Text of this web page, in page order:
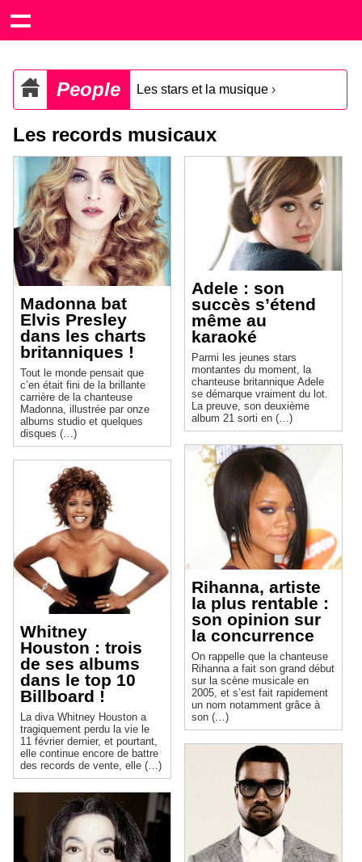
People Les stars et la musique ›
Les records musicaux
Madonna bat
Elvis Presley
dans les charts
britanniques !
Tout le monde pensait que
c’en était fini de la brillante
carrière de la chanteuse
Madonna, illustrée par onze
albums studio et quelques
disques (…)
Whitney
Houston : trois
de ses albums
dans le top 10
Billboard !
La diva Whitney Houston a
tragiquement perdu la vie le
11 février dernier, et pourtant,
elle continue encore de battre
des records de vente, elle (…)
Adele : son
succès s’étend
même au
karaoké
Parmi les jeunes stars
montantes du moment, la
chanteuse britannique Adele
se démarque vraiment du lot.
La preuve, son deuxième
album 21 sorti en (…)
Rihanna, artiste
la plus rentable :
son opinion sur
la concurrence
On rappelle que la chanteuse
Rihanna a fait son grand début
sur la scène musicale en
2005, et s’est fait rapidement
un nom notamment grâce à
son (…)